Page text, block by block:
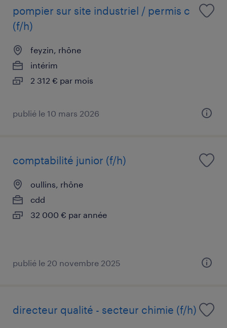
pompier sur site industriel / permis c
(f/h)
feyzin, rhône
intérim
2 312 € par mois
publié le 10 mars 2026
comptabilité junior (f/h)
oullins, rhône
cdd
32 000 € par année
publié le 20 novembre 2025
directeur qualité - secteur chimie (f/h)